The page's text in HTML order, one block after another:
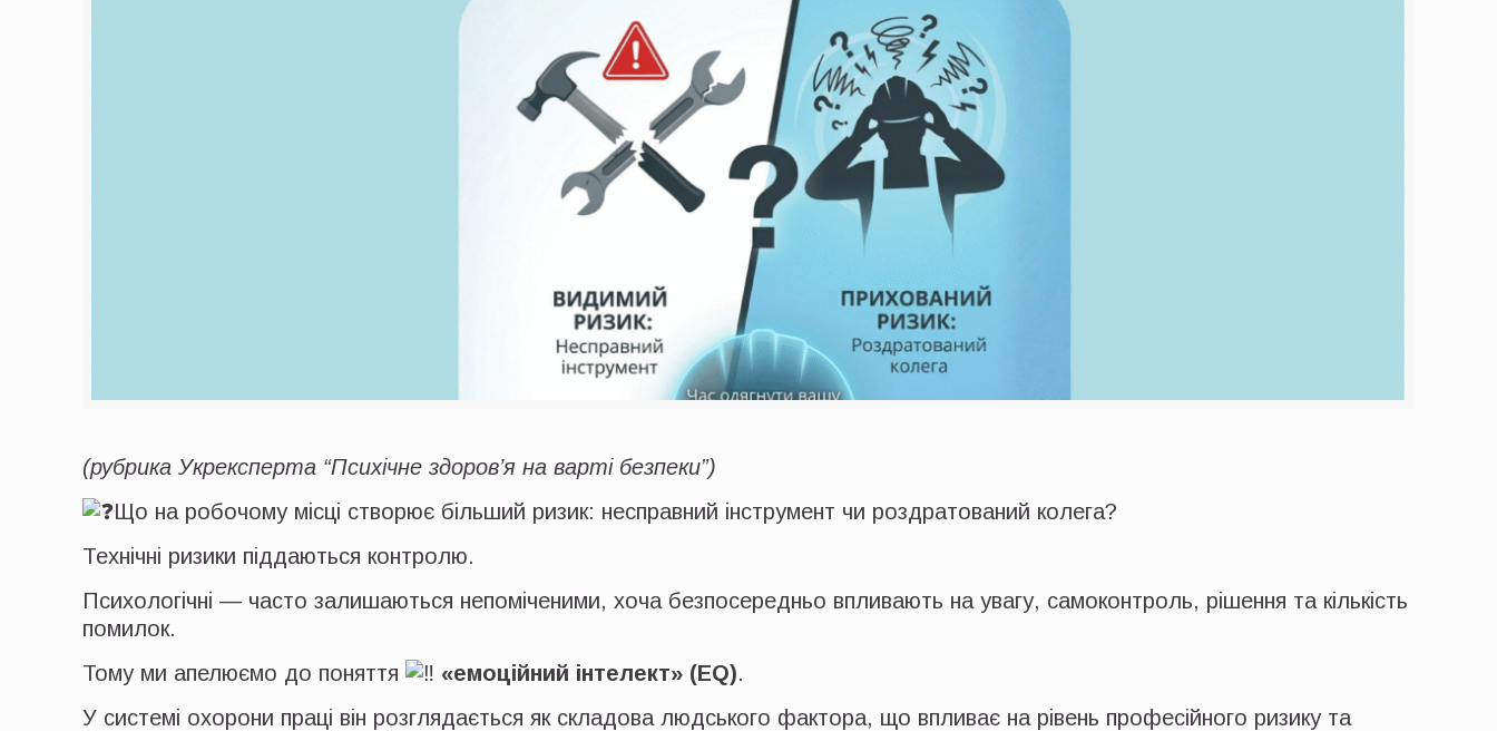
(рубрика Укрексперта “Психічне здоров’я на варті безпеки”)
Що на робочому місці створює більший ризик: несправний інструмент чи роздратований колега?
Технічні ризики піддаються контролю.
Психологічні — часто залишаються непоміченими, хоча безпосередньо впливають на увагу, самоконтроль, рішення та кількість
помилок.
Тому ми апелюємо до поняття
«емоційний інтелект» (EQ).
У системі охорони праці він розглядається як складова людського фактора, що впливає на рівень професійного ризику та